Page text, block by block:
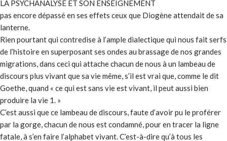
LA PSYCHANALYSE ET SON ENSEIGNEMENT
pas encore dépassé en ses effets ceux que Diogène attendait de sa
lanterne.
Rien pourtant qui contredise à l’ample dialectique qui nous fait serfs
de l’histoire en superposant ses ondes au brassage de nos grandes
migrations, dans ceci qui attache chacun de nous à un lambeau de
discours plus vivant que sa vie même, s’il est vrai que, comme le dit
Goethe, quand « ce qui est sans vie est vivant, il peut aussi bien
produire la vie 1. »
C’est aussi que ce lambeau de discours, faute d’avoir pu le proférer
par la gorge, chacun de nous est condamné, pour en tracer la ligne
fatale, à s’en faire l’alphabet vivant. C’est-à-dire qu’à tous les